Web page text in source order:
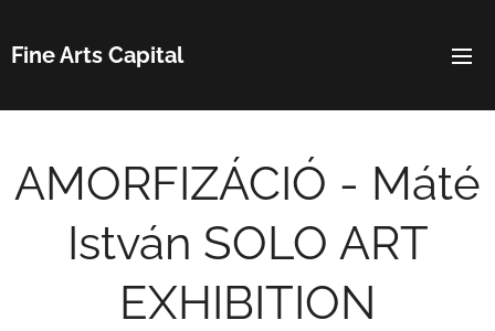
Fine Arts Capital
AMORFIZÁCIÓ - Máté
István SOLO ART
EXHIBITION